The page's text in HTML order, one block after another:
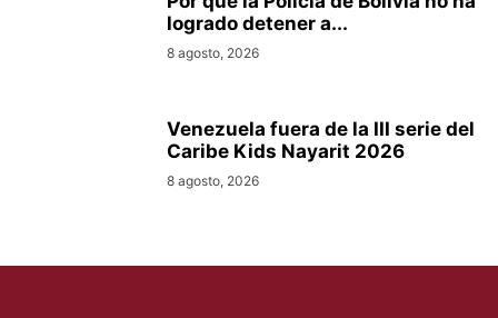
logrado detener a...
8 agosto, 2026
Venezuela fuera de la III serie del
Caribe Kids Nayarit 2026
8 agosto, 2026